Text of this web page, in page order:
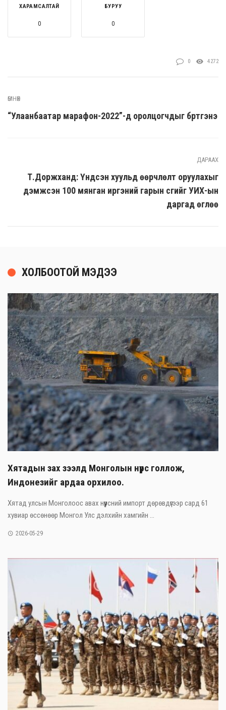
ХАРАМСАЛТАЙ
0
БУРУУ
0
0 4272
ӨМНӨХ
“Улаанбаатар марафон-2022”-д оролцогчдыг бүртгэнэ
ДАРААХ
Т.Доржханд: Үндсэн хуульд өөрчлөлт оруулахыг
дэмжсэн 100 мянган иргэний гарын үсгийг УИХ-ын
даргад өглөө
ХОЛБООТОЙ МЭДЭЭ
Хятадын зах зээлд Монголын нүүрс голлож,
Индонезийг ардаа орхилоо.
Хятад улсын Монголоос авах нүүрсний импорт дөрөвдүгээр сард 61
хувиар өссөнөөр Монгол Улс дэлхийн хамгийн ...
2026-05-29